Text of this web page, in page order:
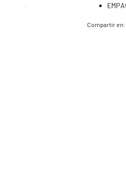
Compartir en: